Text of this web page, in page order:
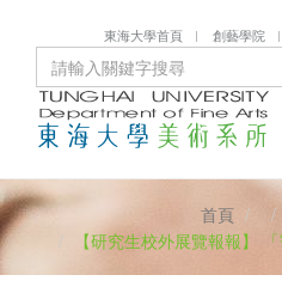
東海大學首頁 創藝學院
首頁
【研究生校外展覽報報】